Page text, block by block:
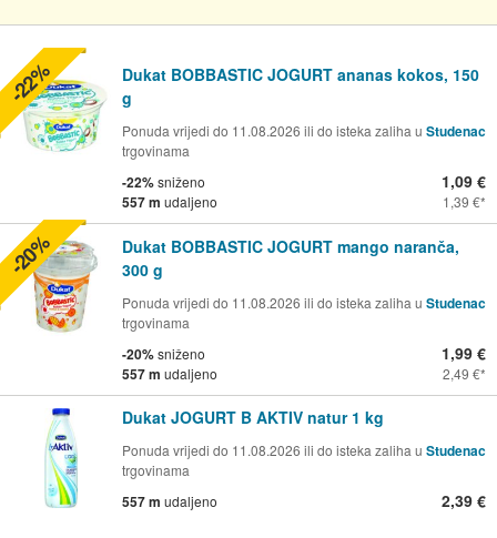
Dukat BOBBASTIC JOGURT ananas kokos, 150
g
Ponuda vrijedi do 11.08.2026 ili do isteka zaliha u Studenac
trgovinama
-22%sniženo
557 m udaljeno
1,09 €
1,39 €
-22%
Dukat BOBBASTIC JOGURT mango naranča,
300 g
Ponuda vrijedi do 11.08.2026 ili do isteka zaliha u Studenac
trgovinama
-20%sniženo
557 m udaljeno
1,99 €
2,49 €
-20%
Dukat JOGURT B AKTIV natur 1 kg
Ponuda vrijedi do 11.08.2026 ili do isteka zaliha u Studenac
trgovinama
557 m udaljeno 2,39 €